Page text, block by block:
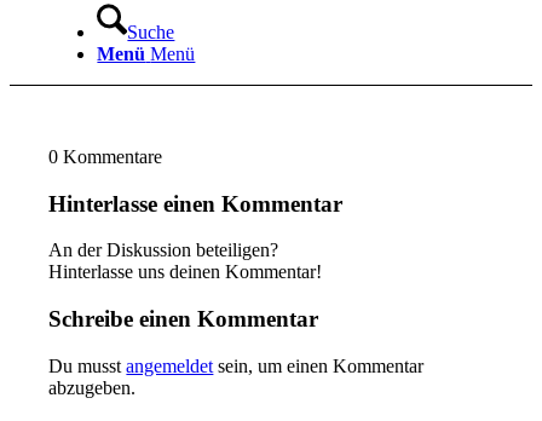
Suche
Menü Menü
0 Kommentare
Hinterlasse einen Kommentar
An der Diskussion beteiligen?
Hinterlasse uns deinen Kommentar!
Schreibe einen Kommentar
Du musstangemeldet sein, um einen Kommentar
abzugeben.